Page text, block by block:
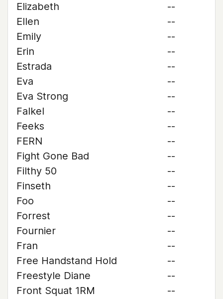
Elizabeth
--
Ellen
--
Emily
--
Erin
--
Estrada
--
Eva
--
Eva Strong
--
Falkel
--
Feeks
--
FERN
--
Fight Gone Bad
--
Filthy 50
--
Finseth
--
Foo
--
Forrest
--
Fournier
--
Fran
--
Free Handstand Hold
--
Freestyle Diane
--
Front Squat 1RM
--